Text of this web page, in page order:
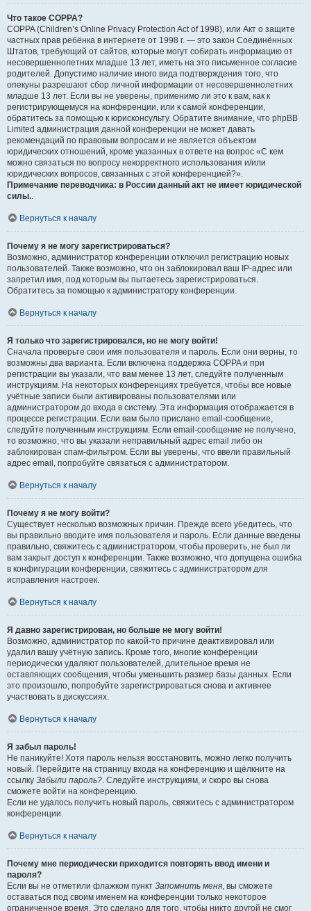
Что такое COPPA?
COPPA (Children’s Online Privacy Protection Act of 1998), или Акт о защите
частных прав ребёнка в интернете от 1998 г. — это закон Соединённых
Штатов, требующий от сайтов, которые могут собирать информацию от
несовершеннолетних младше 13 лет, иметь на это письменное согласие
родителей. Допустимо наличие иного вида подтверждения того, что
опекуны разрешают сбор личной информации от несовершеннолетних
младше 13 лет. Если вы не уверены, применимо ли это к вам, как к
регистрирующемуся на конференции, или к самой конференции,
обратитесь за помощью к юрисконсульту. Обратите внимание, что phpBB
Limited администрация данной конференции не может давать
рекомендаций по правовым вопросам и не является объектом
юридических отношений, кроме указанных в ответе на вопрос «С кем
можно связаться по вопросу некорректного использования и/или
юридических вопросов, связанных с этой конференцией?».
Примечание переводчика: в России данный акт не имеет юридической
силы..
Вернуться к началу
Почему я не могу зарегистрироваться?
Возможно, администратор конференции отключил регистрацию новых
пользователей. Также возможно, что он заблокировал ваш IP-адрес или
запретил имя, под которым вы пытаетесь зарегистрироваться.
Обратитесь за помощью к администратору конференции.
Вернуться к началу
Я только что зарегистрировался, но не могу войти!
Сначала проверьте свои имя пользователя и пароль. Если они верны, то
возможны два варианта. Если включена поддержка COPPA и при
регистрации вы указали, что вам менее 13 лет, следуйте полученным
инструкциям. На некоторых конференциях требуется, чтобы все новые
учётные записи были активированы пользователями или
администратором до входа в систему. Эта информация отображается в
процессе регистрации. Если вам было прислано email-сообщение,
следуйте полученным инструкциям. Если email-сообщение не получено,
то возможно, что вы указали неправильный адрес email либо он
заблокирован спам-фильтром. Если вы уверены, что ввели правильный
адрес email, попробуйте связаться с администратором.
Вернуться к началу
Почему я не могу войти?
Существует несколько возможных причин. Прежде всего убедитесь, что
вы правильно вводите имя пользователя и пароль. Если данные введены
правильно, свяжитесь с администратором, чтобы проверить, не был ли
вам закрыт доступ к конференции. Также возможно, что допущена ошибка
в конфигурации конференции, свяжитесь с администратором для
исправления настроек.
Вернуться к началу
Я давно зарегистрирован, но больше не могу войти!
Возможно, администратор по какой-то причине деактивировал или
удалил вашу учётную запись. Кроме того, многие конференции
периодически удаляют пользователей, длительное время не
оставляющих сообщения, чтобы уменьшить размер базы данных. Если
это произошло, попробуйте зарегистрироваться снова и активнее
участвовать в дискуссиях.
Вернуться к началу
Я забыл пароль!
Не паникуйте! Хотя пароль нельзя восстановить, можно легко получить
новый. Перейдите на страницу входа на конференцию и щёлкните на
ссылку Забыли пароль?. Следуйте инструкциям, и скоро вы снова
сможете войти на конференцию.
Если не удалось получить новый пароль, свяжитесь с администратором
конференции.
Вернуться к началу
Почему мне периодически приходится повторять ввод имени и
пароля?
Если вы не отметили флажком пункт Запомнить меня, вы сможете
оставаться под своим именем на конференции только некоторое
ограниченное время. Это сделано для того, чтобы никто другой не смог